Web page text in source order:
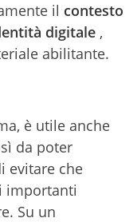
il contesto
digitale ,
abilitante.
è utile anche
da poter
evitare che
importanti
Su un